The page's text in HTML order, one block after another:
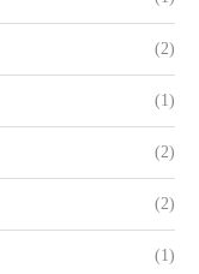
(2)
(1)
(2)
(2)
(1)